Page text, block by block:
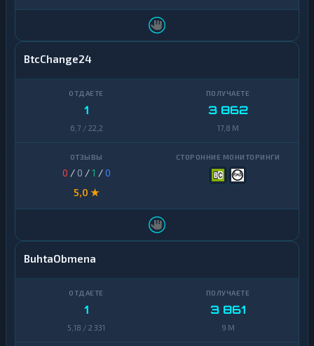
BtcChange24
1
6,7 / 22,2
3 862
17,8 M
0 / 0 /1 /0
5,0 ★
BuhtaObmena
1
5,18 / 2 331
3 861
9 M